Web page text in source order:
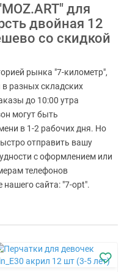
для
двойная 12
со скидкой
рынка "7-километр",
разных складских
до 10:00 утра
могут быть
в 1-2 рабочих дня. Но
отправить вашу
с оформлением или
телефонов
сайта: "7-opt".